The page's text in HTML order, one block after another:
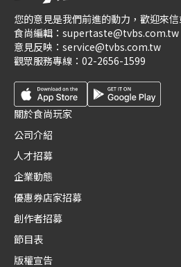
您的意見是我們前進的動力，歡迎來
食尚編輯： supertaste@tvbs.com.tw
意見反映： service@tvbs.com.tw
觀眾服務專線： 02-2656-1599
關於食尚玩家
公司介紹
人才招募
企業動態
優惠券店家招募
創作者招募
節目表
版權宣告